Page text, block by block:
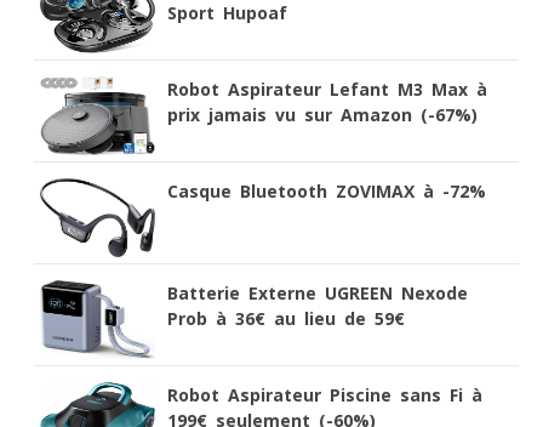
Sport Hupoaf
Robot Aspirateur Lefant M3 Max à
prix jamais vu sur Amazon (-67%)
Casque Bluetooth ZOVIMAX à -72%
Batterie Externe UGREEN Nexode
Prob à 36€ au lieu de 59€
Robot Aspirateur Piscine sans Fi à
199€ seulement (-60%)